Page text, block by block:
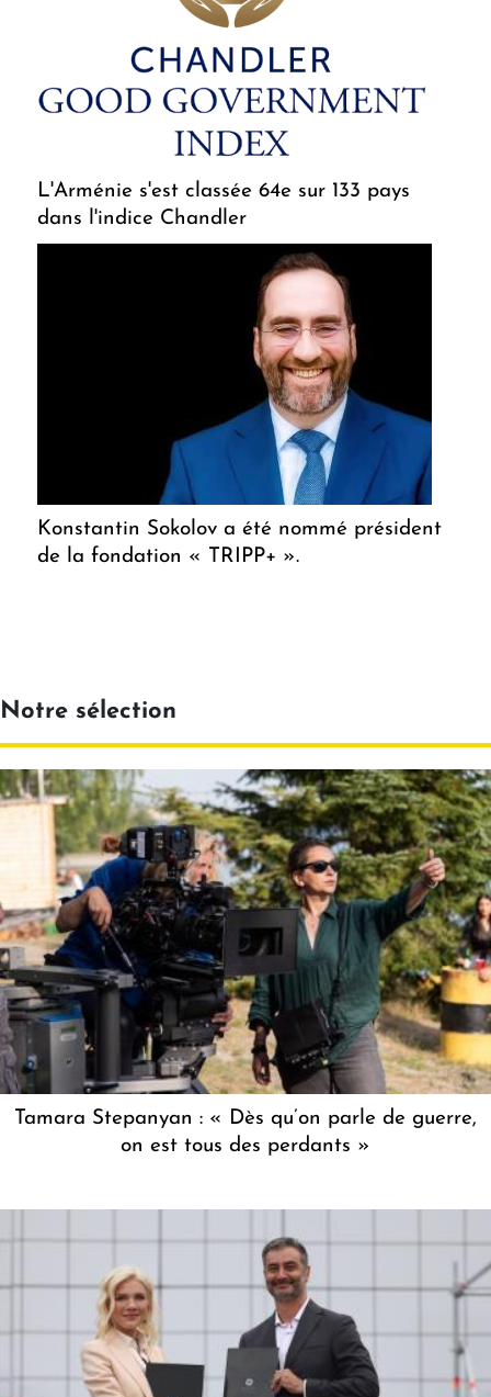
L'Arménie s'est classée 64e sur 133 pays
dans l'indice Chandler
Konstantin Sokolov a été nommé président
de la fondation « TRIPP+ ».
Notre sélection
Tamara Stepanyan : « Dès qu’on parle de guerre,
on est tous des perdants »